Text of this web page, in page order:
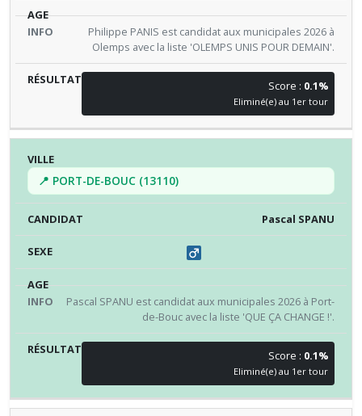
Philippe PANIS est candidat aux municipales 2026 à
Olemps avec la liste 'OLEMPS UNIS POUR DEMAIN'.
Score : 0.1%
Eliminé(e) au 1er tour
📍 PORT-DE-BOUC (13110)
Pascal SPANU
Pascal SPANU est candidat aux municipales 2026 à Port-
de-Bouc avec la liste 'QUE ÇA CHANGE !'.
Score : 0.1%
Eliminé(e) au 1er tour